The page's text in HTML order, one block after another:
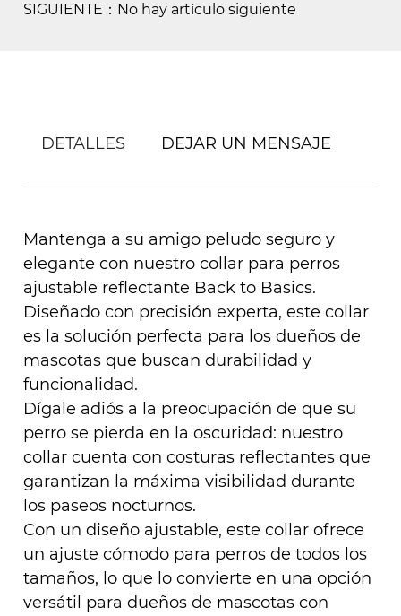
SIGUIENTE：No hay artículo siguiente
DETALLES DEJAR UN MENSAJE
Mantenga a su amigo peludo seguro y
elegante con nuestro collar para perros
ajustable reflectante Back to Basics.
Diseñado con precisión experta, este collar
es la solución perfecta para los dueños de
mascotas que buscan durabilidad y
funcionalidad.
Dígale adiós a la preocupación de que su
perro se pierda en la oscuridad: nuestro
collar cuenta con costuras reflectantes que
garantizan la máxima visibilidad durante
los paseos nocturnos.
Con un diseño ajustable, este collar ofrece
un ajuste cómodo para perros de todos los
tamaños, lo que lo convierte en una opción
versátil para dueños de mascotas con